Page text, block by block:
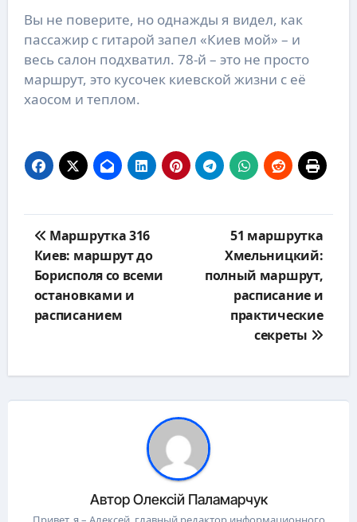
Вы не поверите, но однажды я видел, как
пассажир с гитарой запел «Киев мой» – и
весь салон подхватил. 78-й – это не просто
маршрут, это кусочек киевской жизни с её
хаосом и теплом.
по
записям
Маршрутка 316
Киев: маршрут до
Борисполя со всеми
остановками и
расписанием
51 маршрутка
Хмельницкий:
полный маршрут,
расписание и
практические
секреты
АвторОлексій Паламарчук